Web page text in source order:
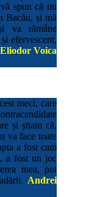
spun că nu
Bacău, și mă
va rămâne
efervescent,
Eliodor Voica
meci, care
și știam că,
va face toate
a fost cam
a fost un joc
mea, pot
Andrei